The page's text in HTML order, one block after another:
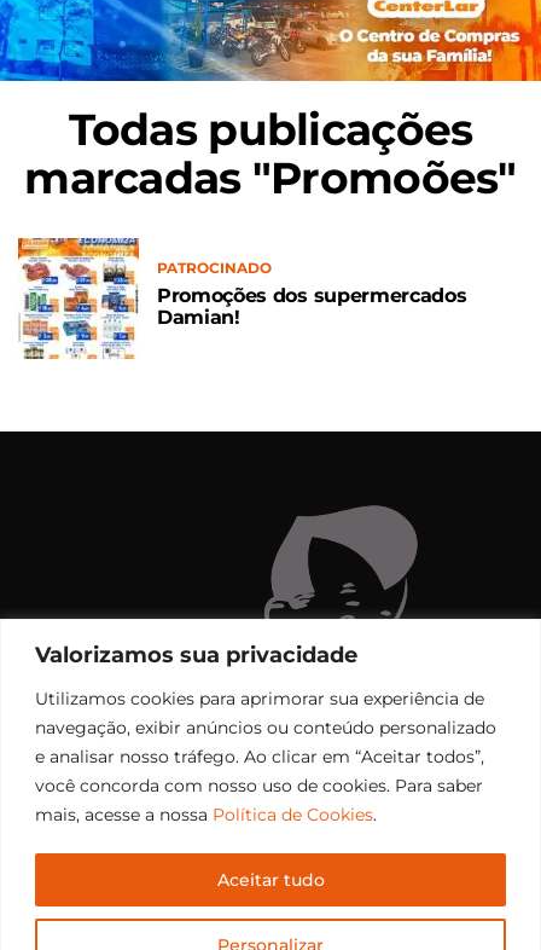
Valorizamos sua privacidade
Utilizamos cookies para aprimorar sua experiência de
navegação, exibir anúncios ou conteúdo personalizado
e analisar nosso tráfego. Ao clicar em “Aceitar todos”,
você concorda com nosso uso de cookies. Para saber
mais, acesse a nossa Política de Cookies.
Personalizar
Aceitar tudo
Todas publicações
marcadas "Promoões"
PATROCINADO
Promoções dos supermercados
Damian!
Copyright © 2006 – 2026 Rádio Santiago FM. Todos os